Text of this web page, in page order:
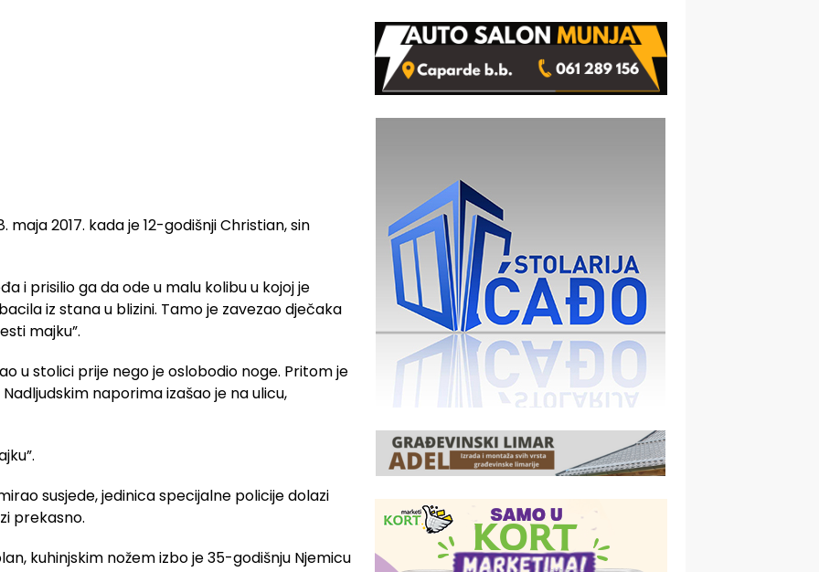
2017. kada je 12-godišnji Christian, sin
i prisilio ga da ode u malu kolibu u kojoj je
iz stana u blizini. Tamo je zavezao dječaka
majku”.
u stolici prije nego je oslobodio noge. Pritom je
naporima izašao je na ulicu,
susjede, jedinica specijalne policije dolazi
prekasno.
kuhinjskim nožem izbo je 35-godišnju Njemicu
a Ivanka Lazić,
rodom iz Kravice.